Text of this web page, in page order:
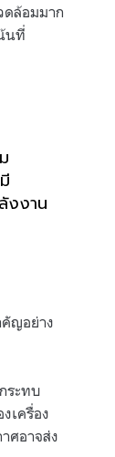
ดล้อมมาก
นที่
งงาน
ญอย่าง
ระทบ
เครื่อง
ศอาจส่ง